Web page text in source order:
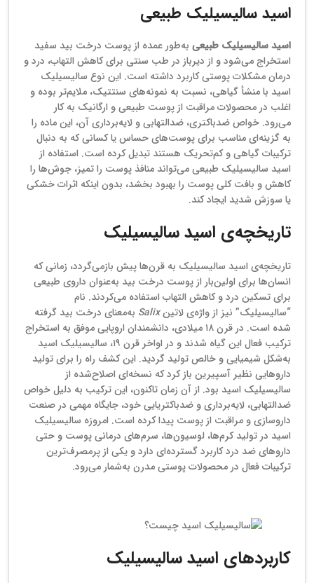
اسید سالیسیلیک طبیعی
اسید سالیسیلیک طبیعی به‌طور عمده از پوست درخت بید سفید
استخراج می‌شود و از دیرباز در طب سنتی برای کاهش التهاب، درد و
درمان مشکلات پوستی کاربرد داشته است. این نوع سالیسیلیک
اسید با منشأ گیاهی، نسبت به نمونه‌های سنتتیک، ملایم‌تر بوده و
اغلب در محصولات مراقبت از پوست طبیعی و ارگانیک به کار
می‌رود. خواص ضدباکتری، ضدالتهابی و لایه‌برداری آن، این ماده را
به گزینه‌ای مناسب برای پوست‌های حساس یا کسانی که به دنبال
ترکیبات گیاهی و کم‌تحریک هستند تبدیل کرده است. استفاده از
اسید سالیسیلیک طبیعی می‌تواند منافذ پوست را تمیز، جوش‌ها را
کاهش و بافت کلی پوست را بهبود بخشد، بدون اینکه اثرات خشکی
یا سوزش شدید ایجاد کند.
تاریخچه‌ی اسید سالیسیلیک
تاریخچه‌ی اسید سالیسیلیک به قرن‌ها پیش بازمی‌گردد، زمانی که
انسان‌ها برای اولین‌بار از پوست درخت بید به‌عنوان داروی طبیعی
برای تسکین درد و کاهش التهاب استفاده می‌کردند. نام
“سالیسیلیک” نیز از واژه‌ی لاتینSalix به‌معنای درخت بید گرفته
شده است. در قرن ۱۸ میلادی، دانشمندان اروپایی موفق به استخراج
ترکیب فعال این گیاه شدند و در اواخر قرن ۱۹، سالیسیلیک اسید
به‌شکل شیمیایی و خالص تولید گردید. این کشف راه را برای تولید
داروهایی نظیر آسپیرین باز کرد که نسخه‌ای اصلاح‌شده از
سالیسیلیک اسید بود. از آن زمان تاکنون، این ترکیب به دلیل خواص
ضدالتهابی، لایه‌برداری و ضدباکتریایی خود، جایگاه مهمی در صنعت
داروسازی و مراقبت از پوست پیدا کرده است. امروزه سالیسیلیک
اسید در تولید کرم‌ها، لوسیون‌ها، سرم‌های درمانی پوست و حتی
داروهای ضد درد کاربرد گسترده‌ای دارد و یکی از پرمصرف‌ترین
ترکیبات فعال در محصولات پوستی مدرن به‌شمار می‌رود.
کاربردهای اسید سالیسیلیک